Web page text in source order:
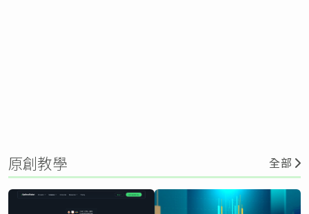
原創教學 全部